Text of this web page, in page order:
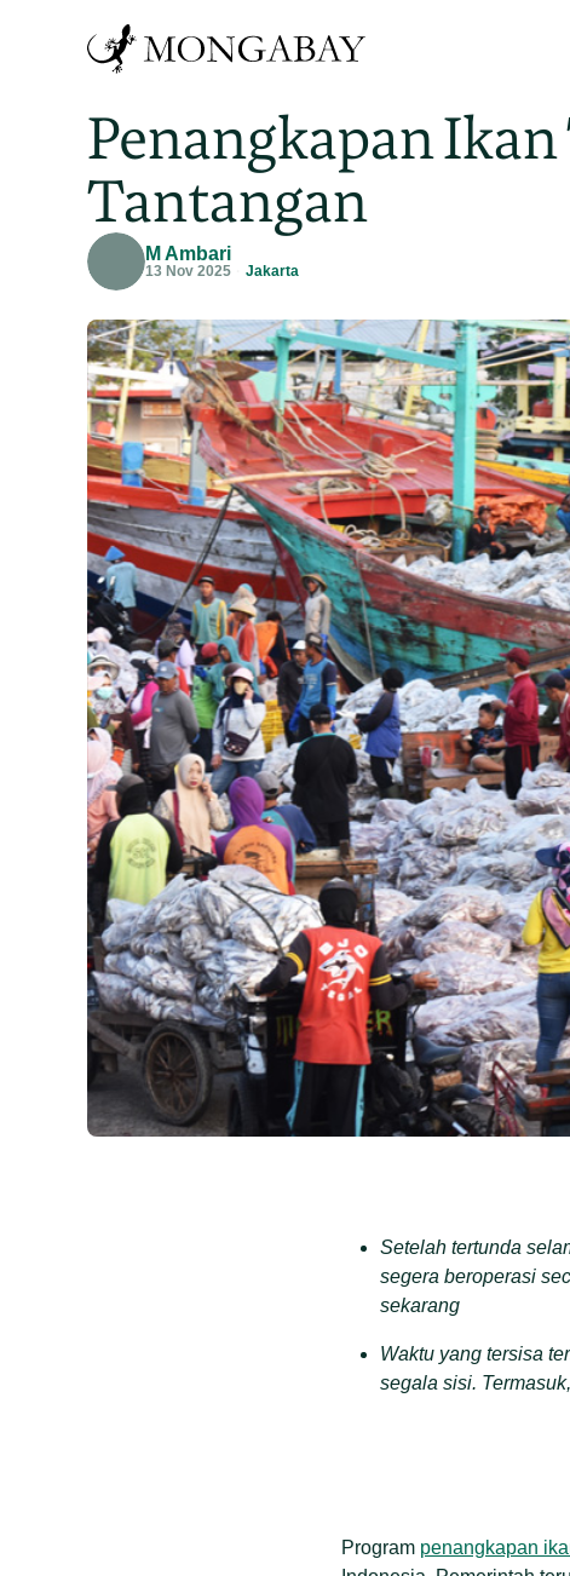
Penangkapan
Tantangan
M Ambari
13 Nov 2025 Jakarta
Setelah tertunda
segera beroperasi
sekarang
Waktu yang tersisa
segala sisi.
kapal yang tidak
Terakhir, masalah
pulau kecil.
Program penangkapan